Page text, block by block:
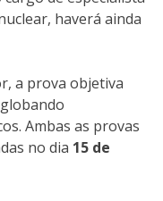
haverá ainda
a prova objetiva
Ambas as provas
no dia 15 de